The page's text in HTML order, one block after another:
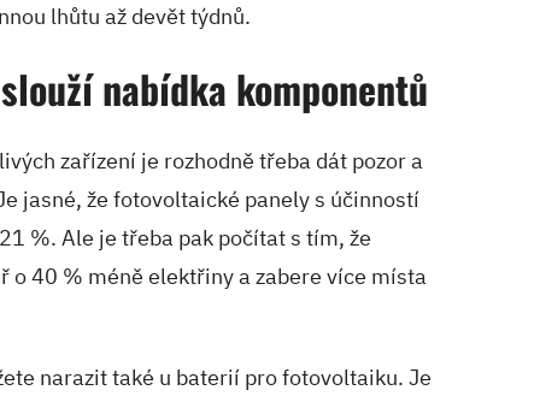
lhůtu až devět týdnů.
nabídka komponentů
zařízení je rozhodně třeba dát pozor a
jasné, že fotovoltaické panely s účinností
%. Ale je třeba pak počítat s tím, že
o 40 % méně elektřiny a zabere více místa
narazit také u baterií pro fotovoltaiku. Je